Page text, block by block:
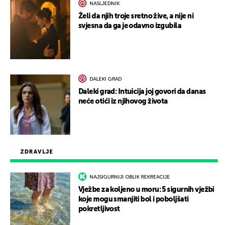
ZDRAVLJE
NAJSIGURNIJI OBLIK REKREACIJE
Vježbe za koljeno u moru: 5 sigurnih vježbi
koje mogu smanjiti bol i poboljšati
pokretljivost
NASLJEDNIK
Želi da njih troje sretno žive, a nije ni
svjesna da ga je odavno izgubila
DALEKI GRAD
Daleki grad: Intuicija joj govori da danas
neće otići iz njihovog života